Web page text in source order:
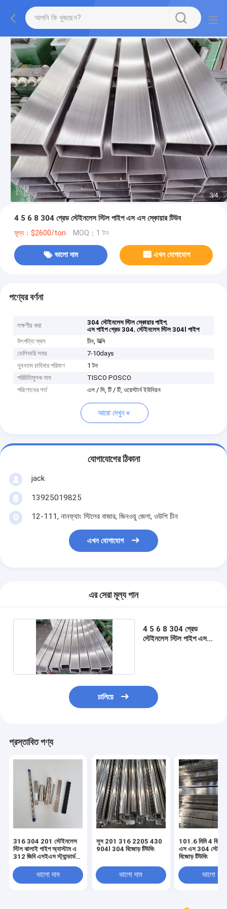
3/4
4 5 6 8 304 গ্রেড স্টেইনলেস স্টিল পাইপ এস এস স্কোয়ার টিউব
মূল্য：$2600/ton MOQ：1 টন
ভালো দাম এখন যোগাযোগ
পণ্যের বর্ণনা
লক্ষণীয় করা 304 স্টেইনলেস স্টিল স্কোয়ার পাইপ,
এস পাইপ গ্রেড 304,স্টেইনলেস স্টিল 304l পাইপ
উৎপত্তি স্থল
চীন, উক্সি
ডেলিভারি সময়
7-10days
ন্যূনতম চাহিদার পরিমাণ
1 টন
পরিচিতিমুলক নাম
TISCO POSCO
পরিশোধের শর্ত
এল / সি, টি / টি, ওয়েস্টার্ন ইউনিয়ন
আরো দেখুন
যোগাযোগের ঠিকানা
jack
13925019825
12-111, নানফ্যাং স্টিলের বাজার, জিনওয়ু জেলা, ওউশি চীন
এখন যোগাযোগ
এর সেরা মূল্য পান
4 5 6 8 304 গ্রেড
স্টেইনলেস স্টিল পাইপ এস
চালিয়ে
প্রস্তাবিত পণ্য
316 304 201 স্টেইনলেস
স্টিল ঝালাই পাইপ অ্যাস্টাম এ
312 জিবি এসইএস স্ট্যান্ডার্ড
ভালো দাম
সুস 201 316 2205 430
904l 304 বিজোড় টিউবিং
ভালো দাম
101.6 মিমি 4
এস এস 304
বিজোড় টিউবিং
ভালো দাম